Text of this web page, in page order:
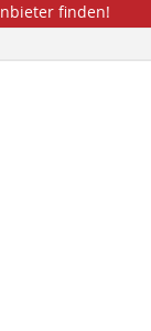
finden!